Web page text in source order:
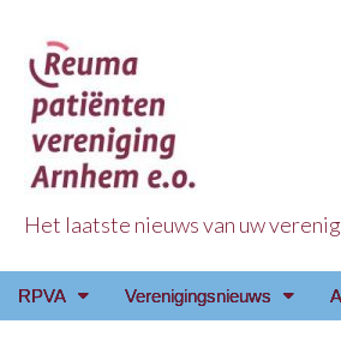
Reuma
Het laatste nieuws van uw
Main
Skip
RPVA Verenigingsnieuws